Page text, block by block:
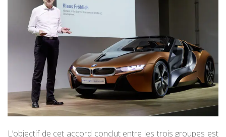
L’objectif de cet accord conclut entre les trois groupes est